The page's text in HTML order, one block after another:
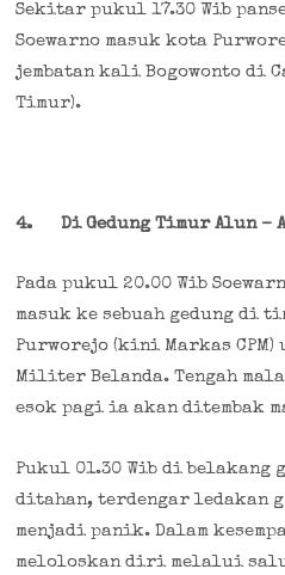
Sekitar pukul 17.30 Wib
Soewarno masuk kota
jembatan kali Bogowonto di
Timur).
4. Di Gedung Timur Alun –
Pada pukul 20.00 Wib
masuk ke sebuah gedung di
Purworejo (kini Markas
Militer Belanda. Tengah
esok pagi ia akan ditembak
Pukul 01.30 Wib di belakang
ditahan, terdengar ledakan
menjadi panik. Dalam
meloloskan diri melalui